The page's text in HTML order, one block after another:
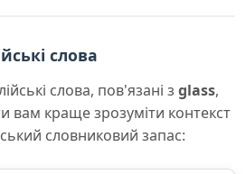
слова
слова, пов'язані з glass,
вам краще зрозуміти контекст
словниковий запас: